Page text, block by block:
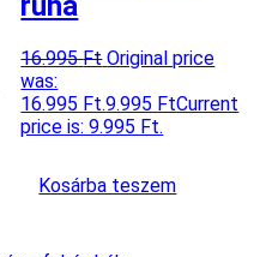
16.995Ft Original price
was:
16.995 Ft.9.995 FtCurrent
price is: 9.995 Ft.
Kosárba teszem